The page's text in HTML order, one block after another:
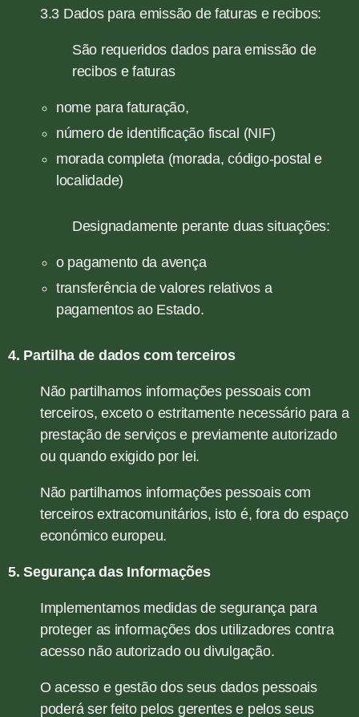
3.3 Dados para emissão de faturas e recibos:
São requeridos dados para emissão de
recibos e faturas
nome para faturação,
número de identificação fiscal (NIF)
morada completa (morada, código-postal e
localidade)
Designadamente perante duas situações:
o pagamento da avença
transferência de valores relativos a
pagamentos ao Estado.
4. Partilha de dados com terceiros
Não partilhamos informações pessoais com
terceiros, exceto o estritamente necessário para a
prestação de serviços e previamente autorizado
ou quando exigido por lei.
Não partilhamos informações pessoais com
terceiros extracomunitários, isto é, fora do espaço
económico europeu.
5. Segurança das Informações
Implementamos medidas de segurança para
proteger as informações dos utilizadores contra
acesso não autorizado ou divulgação.
O acesso e gestão dos seus dados pessoais
poderá ser feito pelos gerentes e pelos seus